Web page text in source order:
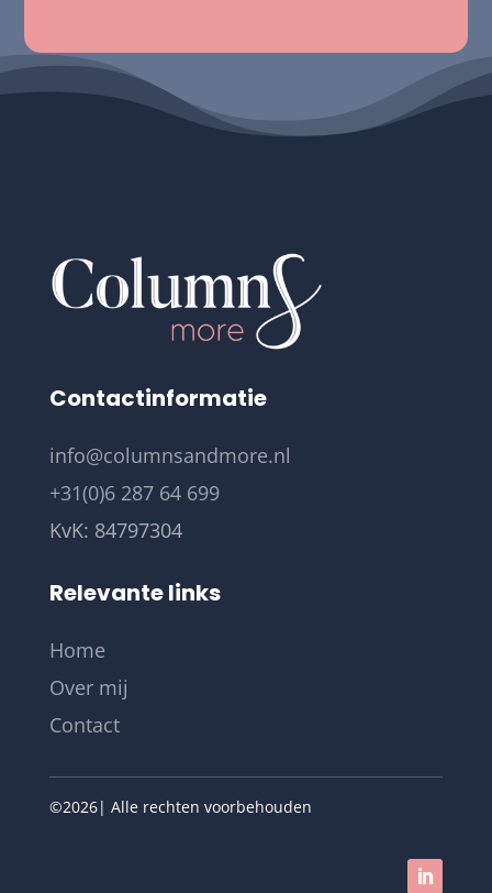
Contactinformatie
info@columnsandmore.nl
+31(0)6 287 64 699
KvK: 84797304
Relevante links
Home
Over mij
Contact
©2026| Alle rechten voorbehouden